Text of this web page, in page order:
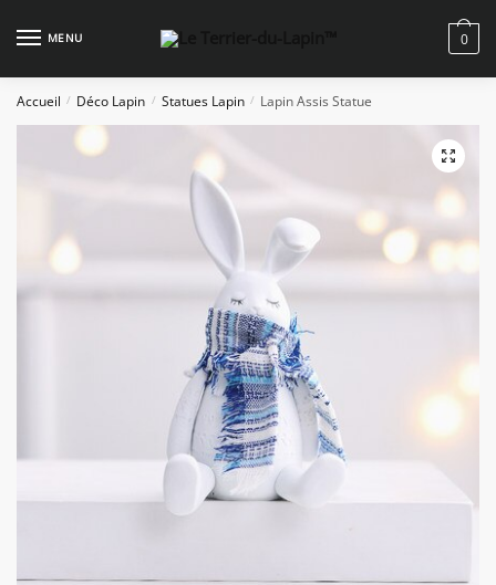
MENU 0
Accueil / Déco Lapin / Statues Lapin / Lapin Assis Statue